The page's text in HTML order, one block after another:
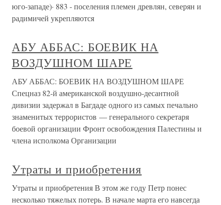
юго-западе)· 883 - поселения племен древлян, северян и
радимичей укрепляются
АБУ АББАС: БОЕВИК НА
ВОЗДУШНОМ ШАРЕ
АБУ АББАС: БОЕВИК НА ВОЗДУШНОМ ШАРЕ
Спецназ 82-й американской воздушно-десантной
дивизии задержал в Багдаде одного из самых печально
знаменитых террористов — генерального секретаря
боевой организации Фронт освобождения Палестины и
члена исполкома Организации
Утраты и приобретения
Утраты и приобретения В этом же году Петр понес
несколько тяжелых потерь. В начале марта его навсегда